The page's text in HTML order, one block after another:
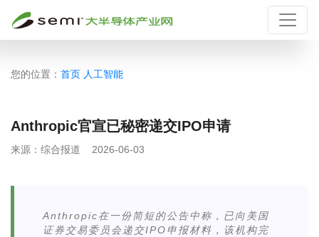
您的位置： 首页 人工智能
Anthropic官宣已秘密递交IPO申请
来源： 综合报道 2026-06-03
Anthropic在一份简短的公告中称，已向美国
证券交易委员会递交IPO申报材料，该机构完